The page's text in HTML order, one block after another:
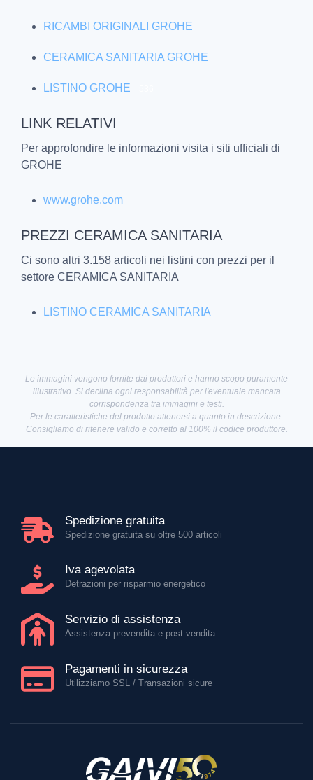
RICAMBI ORIGINALI GROHE
CERAMICA SANITARIA GROHE
LISTINO GROHE
LINK RELATIVI
Per approfondire le informazioni visita i siti ufficiali di
GROHE
www.grohe.com
PREZZI CERAMICA SANITARIA
Ci sono altri 3.158 articoli nei listini con prezzi per il
settore CERAMICA SANITARIA
LISTINO CERAMICA SANITARIA
Le immagini vengono fornite dai produttori e hanno scopo puramente
illustrativo. Si declina ogni responsabilità per l'eventuale mancata
corrispondenza tra immagini e testi.
Per le caratteristiche del prodotto attenersi a quanto in descrizione.
Consigliamo di ritenere valido e corretto al 100% il codice produttore.
Spedizione gratuita
Spedizione gratuita su oltre 500 articoli
Iva agevolata
Detrazioni per risparmio energetico
Servizio di assistenza
Assistenza prevendita e post-vendita
Pagamenti in sicurezza
Utilizziamo SSL / Transazioni sicure